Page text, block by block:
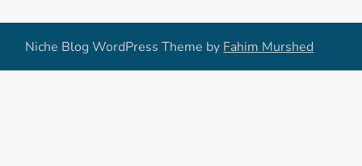
Niche Blog WordPress Theme by Fahim Murshed